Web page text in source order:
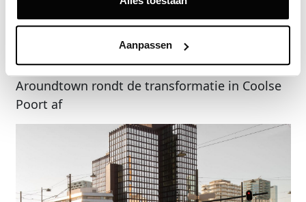
Aanpassen
Aroundtown rondt de transformatie in Coolse
Poort af